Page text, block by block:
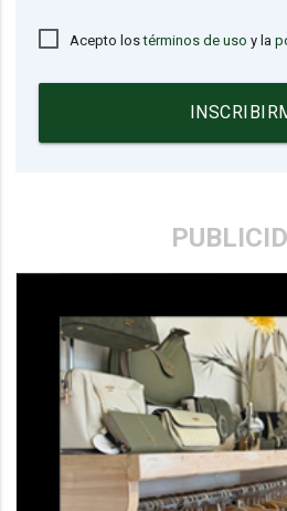
Acepto lostérminos de uso y la